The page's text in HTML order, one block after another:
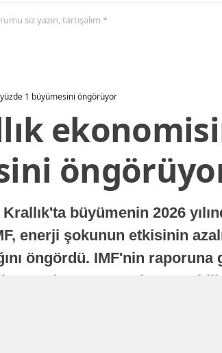
siz yazın, tartışalım *
1 büyümesini öngörüyor
büyümenin 2026
enerji şokunun etkisinin
öngördü. IMF'nin raporuna
toparlanma süreci